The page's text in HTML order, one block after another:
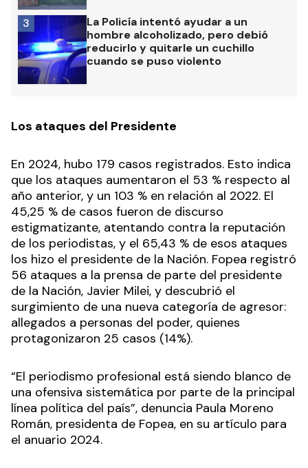
La Policía intentó ayudar a un
hombre alcoholizado, pero debió
reducirlo y quitarle un cuchillo
cuando se puso violento
3
Los ataques del Presidente
En 2024, hubo 179 casos registrados. Esto indica
que los ataques aumentaron el 53 % respecto al
año anterior, y un 103 % en relación al 2022. El
45,25 % de casos fueron de discurso
estigmatizante, atentando contra la reputación
de los periodistas, y el 65,43 % de esos ataques
los hizo el presidente de la Nación. Fopea registró
56 ataques a la prensa de parte del presidente
de la Nación, Javier Milei, y descubrió el
surgimiento de una nueva categoría de agresor:
allegados a personas del poder, quienes
protagonizaron 25 casos (14%).
“El periodismo profesional está siendo blanco de
una ofensiva sistemática por parte de la principal
línea política del país”, denuncia Paula Moreno
Román, presidenta de Fopea, en su artículo para
el anuario 2024.